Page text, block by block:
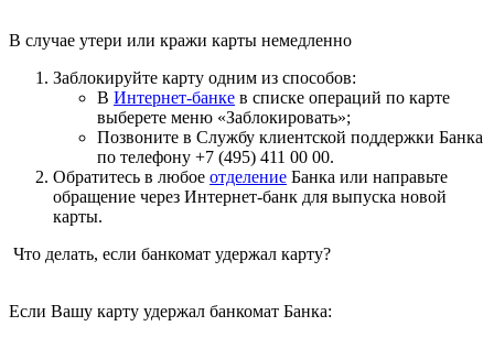
В случае утери или кражи карты немедленно
Заблокируйте карту одним из способов:
В Интернет-банке в списке операций по карте
выберете меню «Заблокировать»;
Позвоните в Службу клиентской поддержки Банка
по телефону +7 (495) 411 00 00.
Обратитесь в любое отделение Банка или направьте
обращение через Интернет-банк для выпуска новой
карты.
Что делать, если банкомат удержал карту?
Если Вашу карту удержал банкомат Банка: